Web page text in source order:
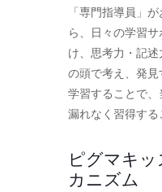
「専門指導員」
ら、日々の学習
け、思考力・記
の頭で考え、発
学習することで
漏れなく習得する
ピグマキ
カニズム